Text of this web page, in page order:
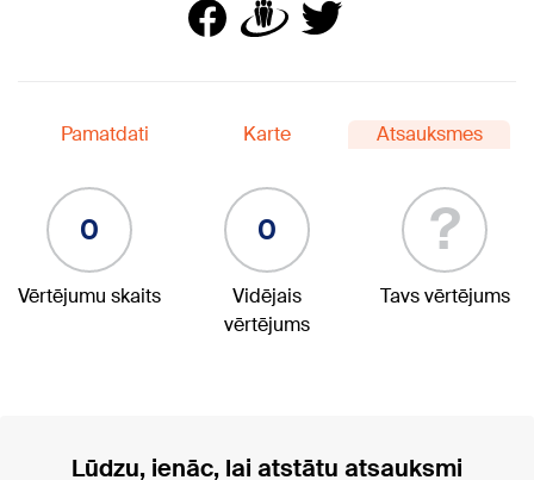
Pamatdati Karte Atsauksmes
0
Vērtējumu skaits
0
Vidējais
vērtējums
?
Tavs vērtējums
Lūdzu, ienāc, lai atstātu atsauksmi